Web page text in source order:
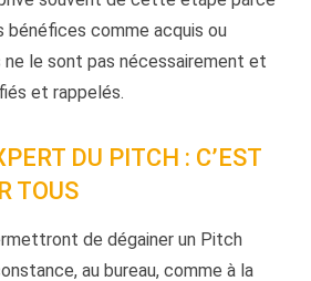
bénéfices comme acquis ou
le sont pas nécessairement et
et rappelés.
DU PITCH : C’EST
TOUS
de dégainer un Pitch
au bureau, comme à la